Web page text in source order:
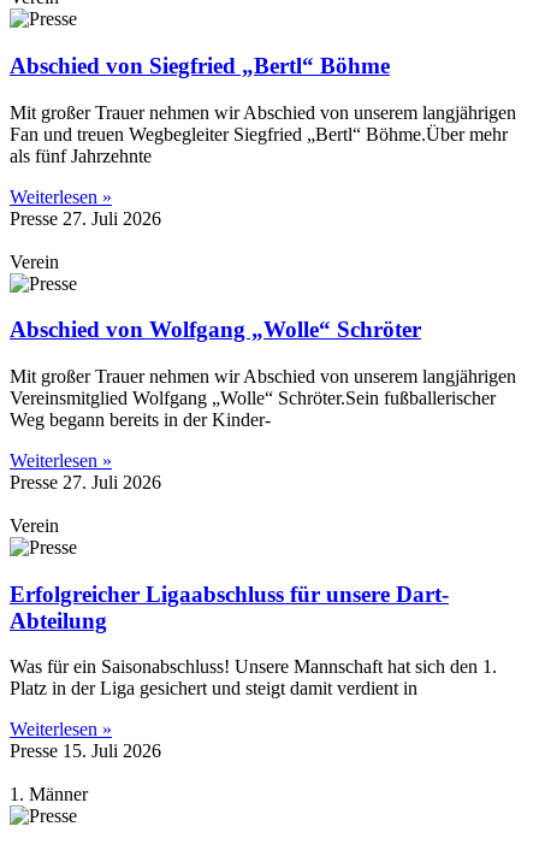
Abschied von Siegfried „Bertl“ Böhme
Mit großer Trauer nehmen wir Abschied von unserem langjährigen
Fan und treuen Wegbegleiter Siegfried „Bertl“ Böhme.Über mehr
als fünf Jahrzehnte
Weiterlesen »
Presse 27. Juli 2026
Verein
Abschied von Wolfgang „Wolle“ Schröter
Mit großer Trauer nehmen wir Abschied von unserem langjährigen
Vereinsmitglied Wolfgang „Wolle“ Schröter.Sein fußballerischer
Weg begann bereits in der Kinder-
Weiterlesen »
Presse 27. Juli 2026
Verein
Erfolgreicher Ligaabschluss für unsere Dart-
Abteilung
Was für ein Saisonabschluss! Unsere Mannschaft hat sich den 1.
Platz in der Liga gesichert und steigt damit verdient in
Weiterlesen »
Presse 15. Juli 2026
1. Männer